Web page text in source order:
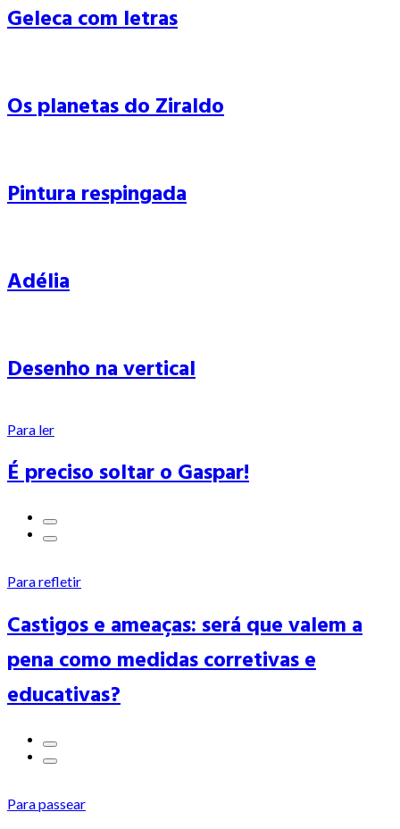
Geleca com letras
Os planetas do Ziraldo
Pintura respingada
Adélia
Desenho na vertical
Para ler
É preciso soltar o Gaspar!
Para refletir
Castigos e ameaças: será que valem a
pena como medidas corretivas e
educativas?
Para passear